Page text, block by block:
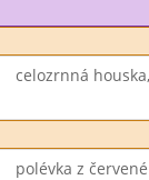
celozrnná
polévka z